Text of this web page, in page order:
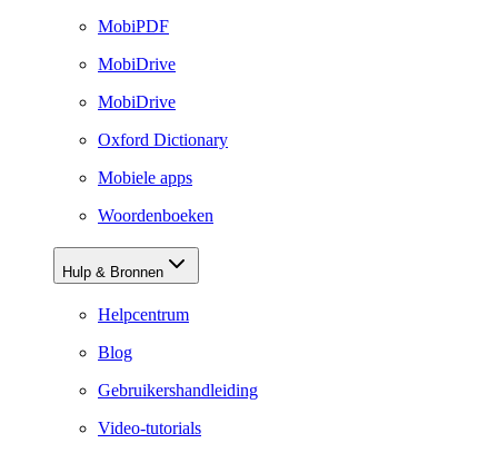
MobiPDF
MobiDrive
MobiDrive
Oxford Dictionary
Mobiele apps
Woordenboeken
Hulp & Bronnen
Helpcentrum
Blog
Gebruikershandleiding
Video-tutorials